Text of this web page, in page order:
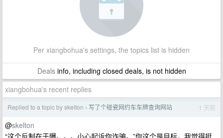
Per xiangbohua's settings, the topics list is hidden
Dealsinfo, including closed deals, is not hidden
xiangbohua's recent replies
Replied to a topic by skelton › 写了个碰瓷网约车车牌查询网站 1 天前
@skelton
“这个反制在于曝。。。小心起诉你诈骗。”你这个是目标，我觉得挺